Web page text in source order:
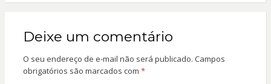
Deixe um comentário
O seu endereço de e-mail não será publicado. Campos
obrigatórios são marcados com *